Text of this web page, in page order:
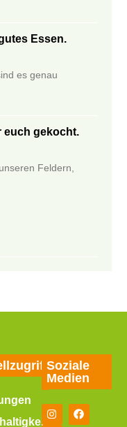
Essen.
es genau
euch gekocht.
Feldern,
Soziale
Medien